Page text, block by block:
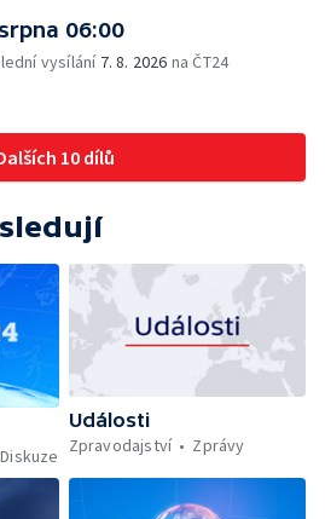
06:00
vysílání 7. 8. 2026 na ČT24
10 dílů
Diskuze
Události
Zpravodajství
Zprávy